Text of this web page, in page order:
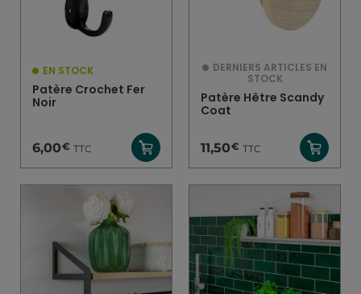
EN STOCK
Patère Crochet Fer
Noir
6,00€ TTC
DERNIERS ARTICLES EN
STOCK
Patère Hêtre Scandy
Coat
11,50€ TTC